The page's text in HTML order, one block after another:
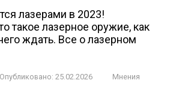
лазерами в 2023!
такое лазерное оружие, как
ждать. Все о лазерном
Опубликовано: 25.02.2026
Мнения